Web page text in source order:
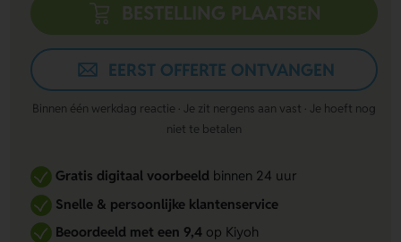
BESTELLING PLAATSEN
EERST OFFERTE ONTVANGEN
Binnen één werkdag reactie · Je zit nergens aan vast · Je hoeft nog
niet te betalen
Gratis digitaal voorbeeldbinnen 24 uur
Snelle & persoonlijke klantenservice
Beoordeeld met een 9,4op Kiyoh